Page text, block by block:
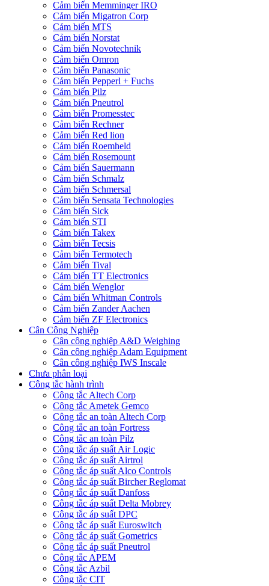
Cảm biến Memminger IRO
Cảm biến Migatron Corp
Cảm biến MTS
Cảm biến Norstat
Cảm biến Novotechnik
Cảm biến Omron
Cảm biến Panasonic
Cảm biến Pepperl + Fuchs
Cảm biến Pilz
Cảm biến Pneutrol
Cảm biến Promesstec
Cảm biến Rechner
Cảm biến Red lion
Cảm biến Roemheld
Cảm biến Rosemount
Cảm biến Sauermann
Cảm biến Schmalz
Cảm biến Schmersal
Cảm biến Sensata Technologies
Cảm biến Sick
Cảm biến STI
Cảm biến Takex
Cảm biến Tecsis
Cảm biến Termotech
Cảm biến Tival
Cảm biến TT Electronics
Cảm biến Wenglor
Cảm biến Whitman Controls
Cảm biến Zander Aachen
Cảm biến ZF Electronics
Cân Công Nghiệp
Cân công nghiệp A&D Weighing
Cân công nghiệp Adam Equipment
Cân công nghiệp IWS Inscale
Chưa phân loại
Công tắc hành trình
Công tắc Altech Corp
Công tắc Ametek Gemco
Công tắc an toàn Altech Corp
Công tắc an toàn Fortress
Công tắc an toàn Pilz
Công tắc áp suất Air Logic
Công tắc áp suất Airtrol
Công tắc áp suất Alco Controls
Công tắc áp suất Bircher Reglomat
Công tắc áp suất Danfoss
Công tắc áp suất Delta Mobrey
Công tắc áp suất DPC
Công tắc áp suất Euroswitch
Công tắc áp suất Gometrics
Công tắc áp suất Pneutrol
Công tắc APEM
Công tắc Azbil
Công tắc CIT